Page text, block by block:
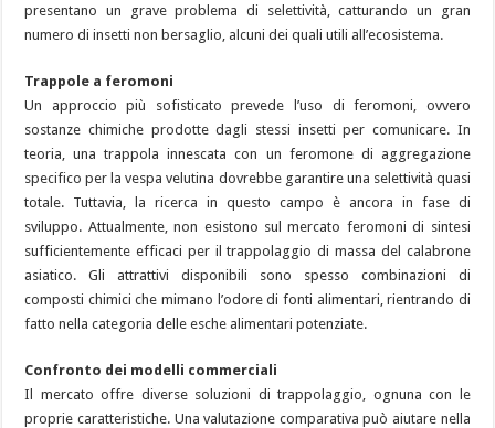
presentano un grave problema di selettività, catturando un gran
numero di insetti non bersaglio, alcuni dei quali utili all’ecosistema.
Trappole a feromoni
Un approccio più sofisticato prevede l’uso di feromoni, ovvero
sostanze chimiche prodotte dagli stessi insetti per comunicare. In
teoria, una trappola innescata con un feromone di aggregazione
specifico per la vespa velutina dovrebbe garantire una selettività quasi
totale. Tuttavia, la ricerca in questo campo è ancora in fase di
sviluppo. Attualmente, non esistono sul mercato feromoni di sintesi
sufficientemente efficaci per il trappolaggio di massa del calabrone
asiatico. Gli attrattivi disponibili sono spesso combinazioni di
composti chimici che mimano l’odore di fonti alimentari, rientrando di
fatto nella categoria delle esche alimentari potenziate.
Confronto dei modelli commerciali
Il mercato offre diverse soluzioni di trappolaggio, ognuna con le
proprie caratteristiche. Una valutazione comparativa può aiutare nella